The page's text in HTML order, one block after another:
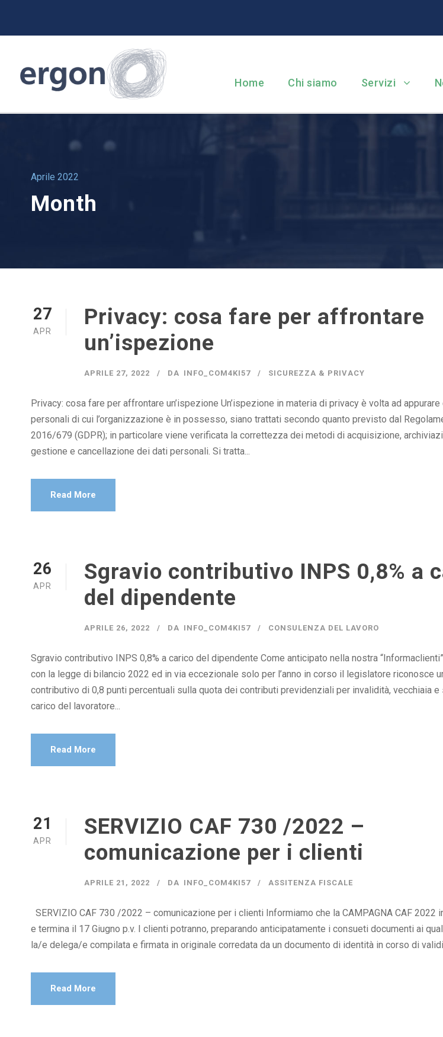
Home Chi siamo Servizi
Aprile 2022
Month
27
APR
Privacy: cosa fare per affrontare
un’ispezione
APRILE 27, 2022 DA INFO_COM4KI57 SICUREZZA & PRIVACY
Privacy: cosa fare per affrontare un’ispezione Un’ispezione in materia di privacy è volta ad appurare
personali di cui l’organizzazione è in possesso, siano trattati secondo quanto previsto dal
2016/679 (GDPR); in particolare viene verificata la correttezza dei metodi di acquisizione,
gestione e cancellazione dei dati personali. Si tratta...
Read More
26
APR
Sgravio contributivo INPS 0,8% a
del dipendente
APRILE 26, 2022 DA INFO_COM4KI57 CONSULENZA DEL LAVORO
Sgravio contributivo INPS 0,8% a carico del dipendente Come anticipato nella nostra
con la legge di bilancio 2022 ed in via eccezionale solo per l’anno in corso il legislatore riconosce
contributivo di 0,8 punti percentuali sulla quota dei contributi previdenziali per invalidità, vecchiaia
carico del lavoratore...
Read More
21
APR
SERVIZIO CAF 730 /2022 –
comunicazione per i clienti
APRILE 21, 2022 DA INFO_COM4KI57 ASSITENZA FISCALE
SERVIZIO CAF 730 /2022 – comunicazione per i clienti Informiamo che la CAMPAGNA CAF 2022
e termina il 17 Giugno p.v. I clienti potranno, preparando anticipatamente i consueti documenti ai
la/e delega/e compilata e firmata in originale corredata da un documento di identità in corso di
Read More